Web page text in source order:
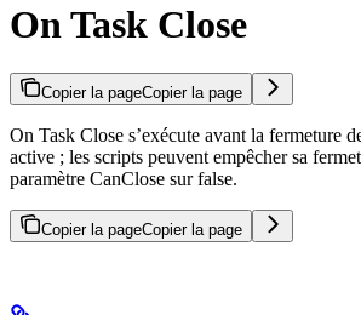
On Task Close
Copier la pageCopier la page
On Task Close s’exécute avant la fermeture
active ; les scripts peuvent empêcher sa
paramètre CanClose sur false.
Copier la pageCopier la page